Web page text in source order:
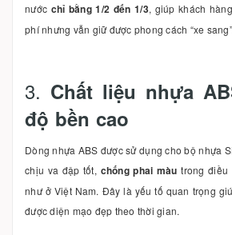
nước chỉ bằng 1/2 đến 1/3, giúp khách
phí nhưng vẫn giữ được phong cách “xe
3. Chất liệu nhựa
độ bền cao
Dòng nhựa ABS được sử dụng cho bộ nhựa
chịu va đập tốt, chống phai màu trong điều
như ở Việt Nam. Đây là yếu tố quan trọng
được diện mạo đẹp theo thời gian.